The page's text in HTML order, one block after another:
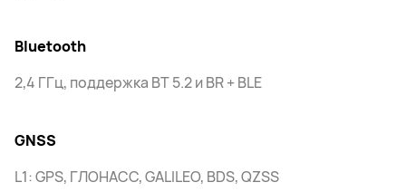
Bluetooth
2,4 ГГц, поддержка BT 5.2 и BR + BLE
GNSS
L1: GPS, ГЛОНАСС, GALILEO, BDS, QZSS